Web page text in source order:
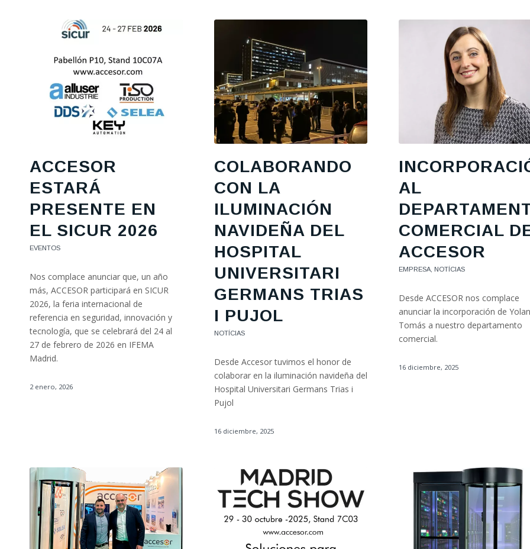
ACCESOR
ESTARÁ
PRESENTE EN
EL SICUR 2026
EVENTOS
Nos complace anunciar que, un año
más, ACCESOR participará en SICUR
2026, la feria internacional de
referencia en seguridad, innovación y
tecnología, que se celebrará del 24 al
27 de febrero de 2026 en IFEMA
Madrid.
2 enero, 2026
COLABORANDO
CON LA
ILUMINACIÓN
NAVIDEÑA DEL
HOSPITAL
UNIVERSITARI
GERMANS TRIAS
I PUJOL
NOTÍCIAS
Desde Accesor tuvimos el honor de
colaborar en la iluminación navideña del
Hospital Universitari Germans Trias i
Pujol
16 diciembre, 2025
AL
COMERCIAL
ACCESOR
EMPRESA, NOTÍCIAS
Desde ACCESOR nos complace
anunciar la incorporación de
Tomás a nuestro departamento
comercial.
16 diciembre, 2025